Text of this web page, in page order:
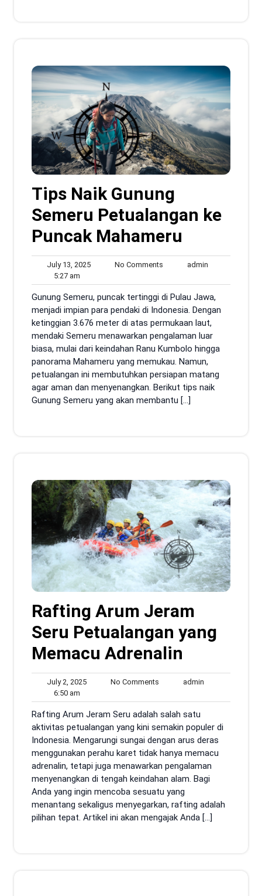
Tips Naik Gunung
Semeru Petualangan ke
Puncak Mahameru
July 13, 2025July
2025
No Comments admin
5:27 am
am
Gunung Semeru, puncak tertinggi di Pulau Jawa,
menjadi impian para pendaki di Indonesia. Dengan
ketinggian 3.676 meter di atas permukaan laut,
mendaki Semeru menawarkan pengalaman luar
biasa, mulai dari keindahan Ranu Kumbolo hingga
panorama Mahameru yang memukau. Namun,
petualangan ini membutuhkan persiapan matang
agar aman dan menyenangkan. Berikut tips naik
Gunung Semeru yang akan membantu […]
Rafting Arum Jeram
Seru Petualangan yang
Memacu Adrenalin
July 2, 2025July
2025
No Comments admin
6:50 am
am
Rafting Arum Jeram Seru adalah salah satu
aktivitas petualangan yang kini semakin populer di
Indonesia. Mengarungi sungai dengan arus deras
menggunakan perahu karet tidak hanya memacu
adrenalin, tetapi juga menawarkan pengalaman
menyenangkan di tengah keindahan alam. Bagi
Anda yang ingin mencoba sesuatu yang
menantang sekaligus menyegarkan, rafting adalah
pilihan tepat. Artikel ini akan mengajak Anda […]